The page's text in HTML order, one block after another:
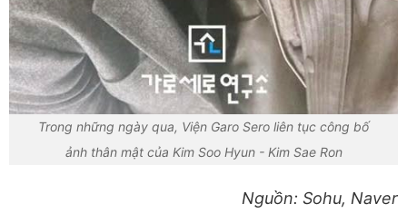
Trong những ngày qua, Viện Garo Sero liên tục công bố
ảnh thân mật của Kim Soo Hyun - Kim Sae Ron
Nguồn: Sohu, Naver